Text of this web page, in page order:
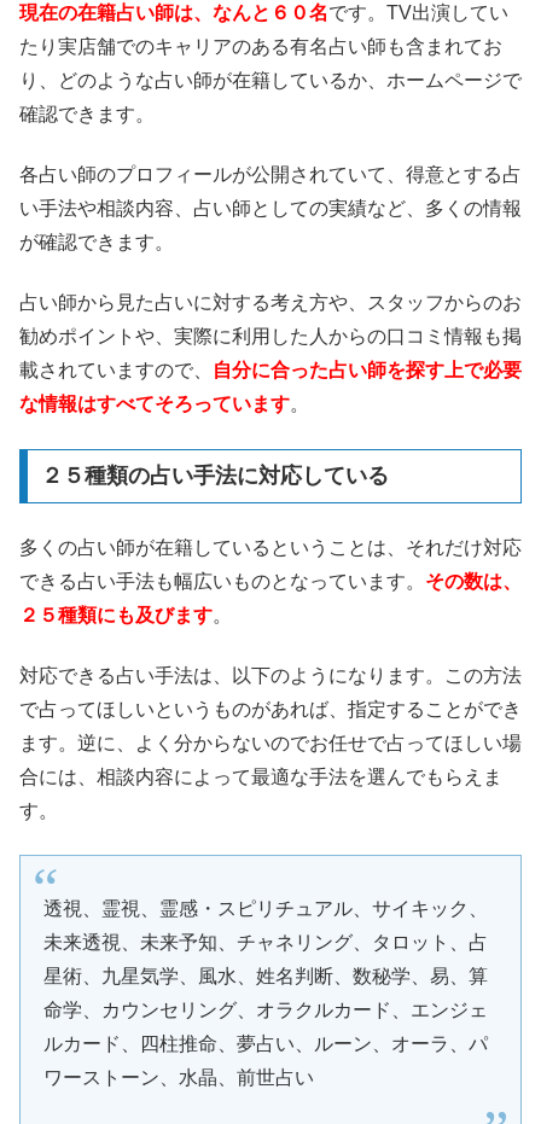
現在の在籍占い師は、なんと６０名です。TV出演してい
たり実店舗でのキャリアのある有名占い師も含まれてお
り、どのような占い師が在籍しているか、ホームページで
確認できます。
各占い師のプロフィールが公開されていて、得意とする占
い手法や相談内容、占い師としての実績など、多くの情報
が確認できます。
占い師から見た占いに対する考え方や、スタッフからのお
勧めポイントや、実際に利用した人からの口コミ情報も掲
載されていますので、
自分に合った占い師を探す上で必要
な情報はすべてそろっています。
２５種類の占い手法に対応している
多くの占い師が在籍しているということは、それだけ対応
できる占い手法も幅広いものとなっています。 その数は、
２５種類にも及びます。
対応できる占い手法は、以下のようになります。この方法
で占ってほしいというものがあれば、指定することができ
ます。逆に、よく分からないのでお任せで占ってほしい場
合には、相談内容によって最適な手法を選んでもらえま
す。
透視、霊視、霊感・スピリチュアル、サイキック、
未来透視、未来予知、チャネリング、タロット、占
星術、九星気学、風水、姓名判断、数秘学、易、算
命学、カウンセリング、オラクルカード、エンジェ
ルカード、四柱推命、夢占い、ルーン、オーラ、パ
ワーストーン、水晶、前世占い